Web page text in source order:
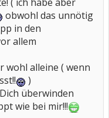
obwohl das unnötig
in den
allem
wohl alleine ( wenn
)
überwinden
wie bei mir!!!